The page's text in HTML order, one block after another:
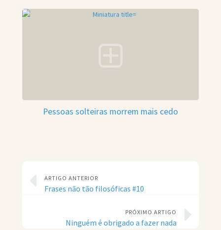
Pessoas solteiras morrem mais cedo
ARTIGO ANTERIOR
Frases não tão filosóficas #10
PRÓXIMO ARTIGO
Ninguém é obrigado a fazer nada